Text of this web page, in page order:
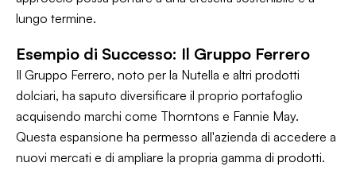
lungo termine.
Esempio di Successo: Il Gruppo Ferrero
Il Gruppo Ferrero, noto per la Nutella e altri prodotti
dolciari, ha saputo diversificare il proprio portafoglio
acquisendo marchi come Thorntons e Fannie May.
Questa espansione ha permesso all'azienda di accedere a
nuovi mercati e di ampliare la propria gamma di prodotti.